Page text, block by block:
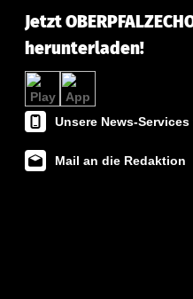
Jetzt
herunterladen!
Unsere News-
Mail an die Redaktion